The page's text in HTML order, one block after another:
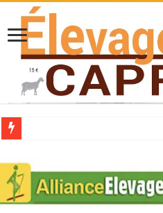
Stress thermique : quelles solutions
40 ans du Space : une présentation